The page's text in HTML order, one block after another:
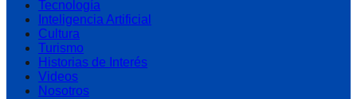
Tecnología
Inteligencia Artificial
Cultura
Turismo
Historias de Interés
Videos
Nosotros